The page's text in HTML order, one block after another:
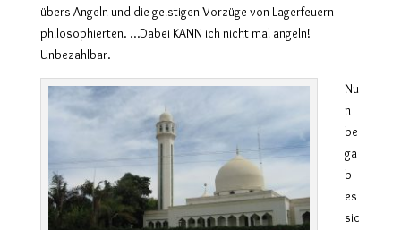
übers Angeln und die geistigen Vorzüge von Lagerfeuern
philosophierten. …Dabei KANN ich nicht mal angeln!
Unbezahlbar.
Nu
n
be
ga
b
es
sic